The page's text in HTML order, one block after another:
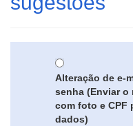
Alteração de e-
senha (Enviar o
com foto e CPF
dados)